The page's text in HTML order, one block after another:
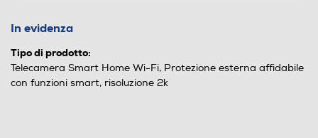
In evidenza
Tipo di prodotto:
Telecamera Smart Home Wi-Fi, Protezione esterna affidabile
con funzioni smart, risoluzione 2k